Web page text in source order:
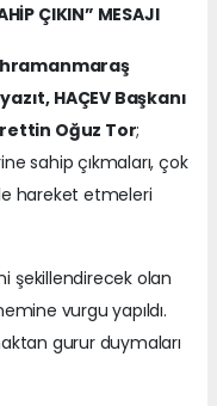
ÇIKIN” MESAJI
HAÇEV Başkanı
Oğuz Tor;
sahip çıkmaları, çok
hareket etmeleri
şekillendirecek olan
vurgu yapıldı.
gurur duymaları